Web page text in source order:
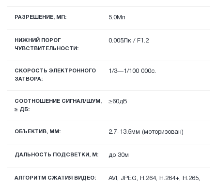
РАЗРЕШЕНИЕ, МП: 5.0Мп
НИЖНИЙ ПОРОГ
ЧУВСТВИТЕЛЬНОСТИ:
0.005Лк / F1.2
СКОРОСТЬ ЭЛЕКТРОННОГО
ЗАТВОРА:
1/3—1/100 000с.
СООТНОШЕНИЕ СИГНАЛ/ШУМ,
≥ ДБ:
≥60дБ
ОБЪЕКТИВ, ММ: 2.7-13.5мм (моторизован)
ДАЛЬНОСТЬ ПОДСВЕТКИ, М: до 30м
АЛГОРИТМ СЖАТИЯ ВИДЕО:
AVI, JPEG, H.264, H.264+, H.265,